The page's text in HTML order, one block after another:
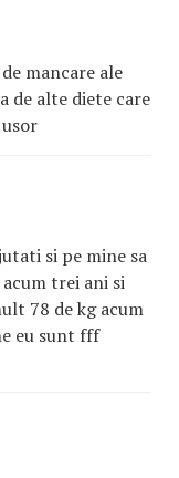
mancare ale
de alte diete care
si pe mine sa
trei ani si
78 de kg acum
eu sunt fff